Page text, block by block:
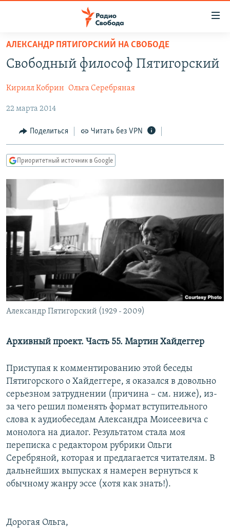
упрощенного
доступа
содержанию
Вернутся
главной
навигации
Вернутся
ПРОГРАММЫ
ПОДКАСТЫ
АВТОРСКИЕ ПРОЕКТЫ
ЦИТАТЫ СВОБОДЫ
МНЕНИЯ
КУЛЬТУРА
IDEL.РЕАЛИИ
КАВКАЗ.РЕАЛИИ
СЕВЕР.РЕАЛИИ
СИБИРЬ.РЕАЛИИ
РАСПИСАНИЕ ВЕЩАНИЯ
ПОДПИШИТЕСЬ НА РАССЫЛКУ
СОЦИАЛЬНЫЕ СЕТИ
АЛЕКСАНДР ПЯТИГОРСКИЙ НА СВОБОДЕ
Свободный философ Пятигорский
Кирилл Кобрин Ольга Серебряная
22 марта 2014
Поделиться Читать без VPN
Приоритетный источник в Google
Александр Пятигорский (1929 - 2009)
Архивный проект. Часть 55. Мартин Хайдеггер
Приступая к комментированию этой беседы
Пятигорского о Хайдеггере, я оказался в довольно
серьезном затруднении (причина – см. ниже), из-
за чего решил поменять формат вступительного
слова к аудиобеседам Александра Моисеевича с
монолога на диалог. Результатом стала моя
переписка с редактором рубрики Ольги
Серебряной, которая и предлагается читателям. В
дальнейших выпусках я намерен вернуться к
обычному жанру эссе (хотя как знать!).
Дорогая Ольга,